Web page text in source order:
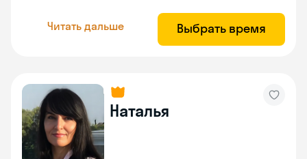
Читать дальше Выбрать время
Наталья